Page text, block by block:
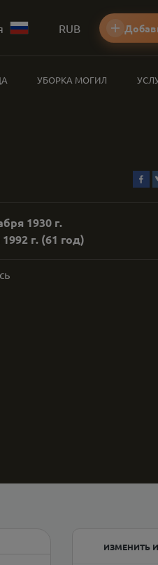
RUB
УБОРКА МОГИЛ
1930 г.
г. (61 год)
ИЗМЕНИТЬ